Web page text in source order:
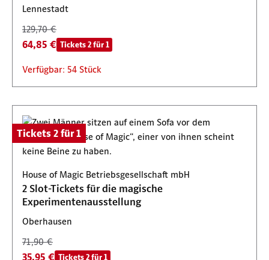
Lennestadt
129,70 €
64,85 € Tickets 2 für 1
Verfügbar: 54 Stück
Tickets 2 für 1
House of Magic Betriebsgesellschaft mbH
2 Slot-Tickets für die magische
Experimentenausstellung
Oberhausen
71,90 €
35,95 € Tickets 2 für 1